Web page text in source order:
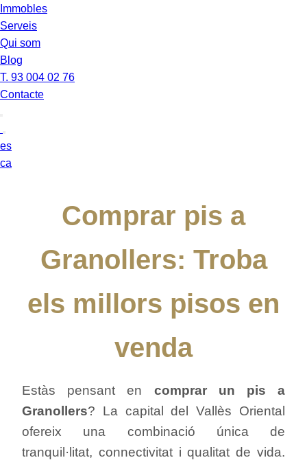
Immobles
Serveis
Qui som
Blog
T. 93 004 02 76
Contacte
es
ca
Comprar pis a
Granollers: Troba
els millors pisos en
venda
Estàs pensant en comprar un pis a
Granollers? La capital del Vallès Oriental
ofereix una combinació única de
tranquil·litat, connectivitat i qualitat de vida.